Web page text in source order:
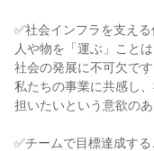
✅社会インフラを支え
人や物を「運ぶ」ことは
社会の発展に不可欠です
私たちの事業に共感し
担いたいという意欲の
✅チームで目標達成す